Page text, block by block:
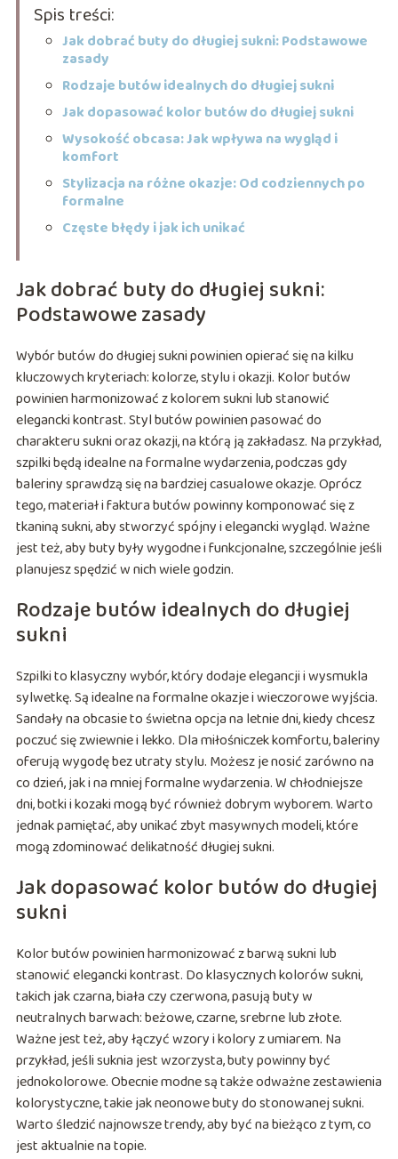
Spis treści:
Jak dobrać buty do długiej sukni: Podstawowe
zasady
Rodzaje butów idealnych do długiej sukni
Jak dopasować kolor butów do długiej sukni
Wysokość obcasa: Jak wpływa na wygląd i
komfort
Stylizacja na różne okazje: Od codziennych po
formalne
Częste błędy i jak ich unikać
Jak dobrać buty do długiej sukni:
Podstawowe zasady
Wybór butów do długiej sukni powinien opierać się na kilku
kluczowych kryteriach: kolorze, stylu i okazji. Kolor butów
powinien harmonizować z kolorem sukni lub stanowić
elegancki kontrast. Styl butów powinien pasować do
charakteru sukni oraz okazji, na którą ją zakładasz. Na przykład,
szpilki będą idealne na formalne wydarzenia, podczas gdy
baleriny sprawdzą się na bardziej casualowe okazje. Oprócz
tego, materiał i faktura butów powinny komponować się z
tkaniną sukni, aby stworzyć spójny i elegancki wygląd. Ważne
jest też, aby buty były wygodne i funkcjonalne, szczególnie jeśli
planujesz spędzić w nich wiele godzin.
Rodzaje butów idealnych do długiej
sukni
Szpilki to klasyczny wybór, który dodaje elegancji i wysmukla
sylwetkę. Są idealne na formalne okazje i wieczorowe wyjścia.
Sandały na obcasie to świetna opcja na letnie dni, kiedy chcesz
poczuć się zwiewnie i lekko. Dla miłośniczek komfortu, baleriny
oferują wygodę bez utraty stylu. Możesz je nosić zarówno na
co dzień, jak i na mniej formalne wydarzenia. W chłodniejsze
dni, botki i kozaki mogą być również dobrym wyborem. Warto
jednak pamiętać, aby unikać zbyt masywnych modeli, które
mogą zdominować delikatność długiej sukni.
Jak dopasować kolor butów do długiej
sukni
Kolor butów powinien harmonizować z barwą sukni lub
stanowić elegancki kontrast. Do klasycznych kolorów sukni,
takich jak czarna, biała czy czerwona, pasują buty w
neutralnych barwach: beżowe, czarne, srebrne lub złote.
Ważne jest też, aby łączyć wzory i kolory z umiarem. Na
przykład, jeśli suknia jest wzorzysta, buty powinny być
jednokolorowe. Obecnie modne są także odważne zestawienia
kolorystyczne, takie jak neonowe buty do stonowanej sukni.
Warto śledzić najnowsze trendy, aby być na bieżąco z tym, co
jest aktualnie na topie.